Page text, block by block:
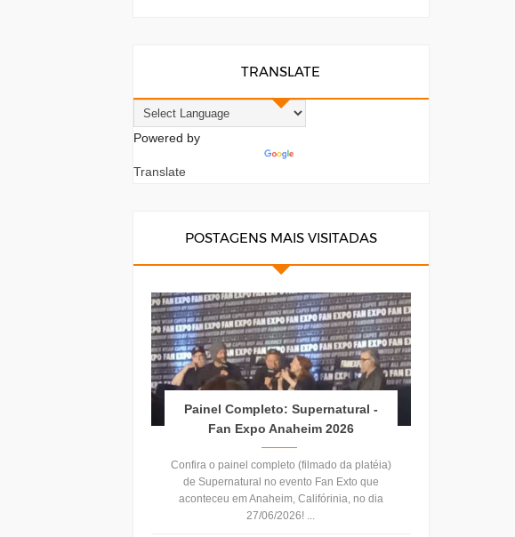
TRANSLATE
Powered by
Translate
POSTAGENS MAIS VISITADAS
Painel Completo: Supernatural -
Fan Expo Anaheim 2026
Confira o painel completo (filmado da platéia)
de Supernatural no evento Fan Exto que
aconteceu em Anaheim, Califórinia, no dia
27/06/2026! ...